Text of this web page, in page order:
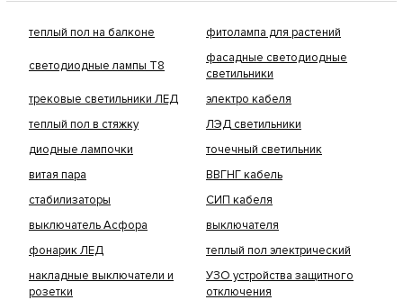
теплый пол на балконе фитолампа для растений
светодиодные лампы Т8
фасадные светодиодные
светильники
трековые светильники ЛЕД
электро кабеля
теплый пол в стяжку
ЛЭД светильники
диодные лампочки
точечный светильник
витая пара
ВВГНГ кабель
стабилизаторы
СИП кабеля
выключатель Асфора
выключателя
фонарик ЛЕД
теплый пол электрический
накладные выключатели и
розетки
УЗО устройства защитного
отключения